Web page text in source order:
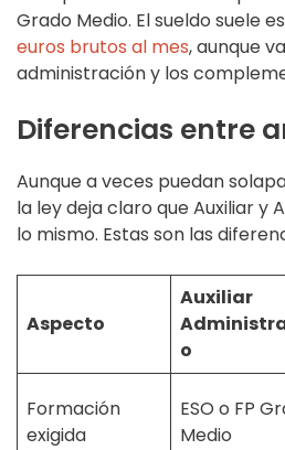
Grado Medio. El sueldo suele
euros brutos al mes, aunque
administración y los
Diferencias entre
Aunque a veces puedan
la ley deja claro que Auxiliar y
lo mismo. Estas son las
Aspecto
Auxiliar
o
Formación
exigida
ESO o FP
Medio